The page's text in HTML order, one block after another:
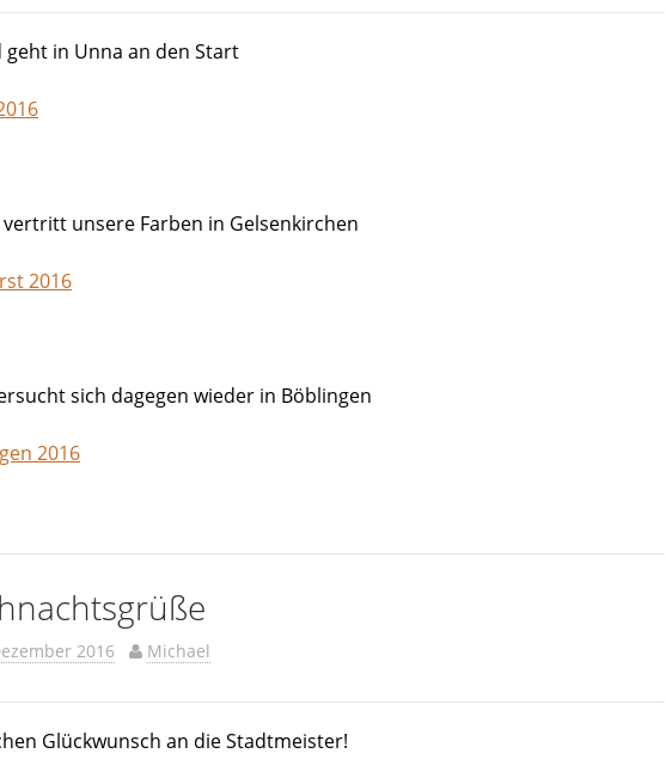
geht in Unna an den Start
unsere Farben in Gelsenkirchen
2016
sich dagegen wieder in Böblingen
2016
2016 Michael
Glückwunsch an die Stadtmeister!